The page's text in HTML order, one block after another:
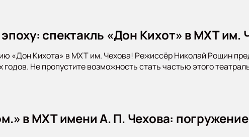
спектакль «Дон Кихот» в МХТ им.
«Дон Кихота» в МХТ им. Чехова! Режиссёр Николай Рощин
годов. Не пропустите возможность стать частью этого
в МХТ имени А. П. Чехова: